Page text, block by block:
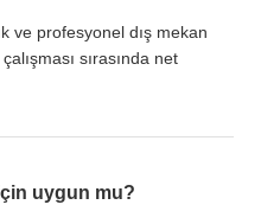
ve profesyonel dış mekan
sırasında net
uygun mu?